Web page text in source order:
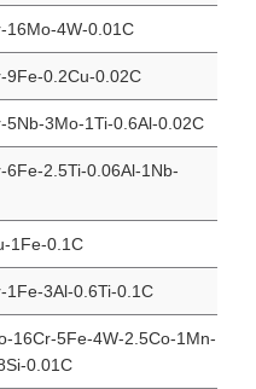
16Mo-4W-0.01C
9Fe-0.2Cu-0.02C
5Nb-3Mo-1Ti-0.6Al-0.02C
6Fe-2.5Ti-0.06Al-1Nb-
1Fe-0.1C
1Fe-3Al-0.6Ti-0.1C
16Cr-5Fe-4W-2.5Co-1Mn-
0.01C